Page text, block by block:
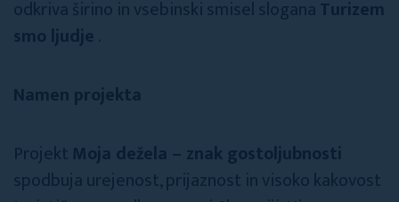
odkriva širino in vsebinski smisel slogana Turizem
smo ljudje.
Namen projekta
Projekt Moja dežela – znak gostoljubnosti
spodbuja urejenost, prijaznost in visoko kakovost